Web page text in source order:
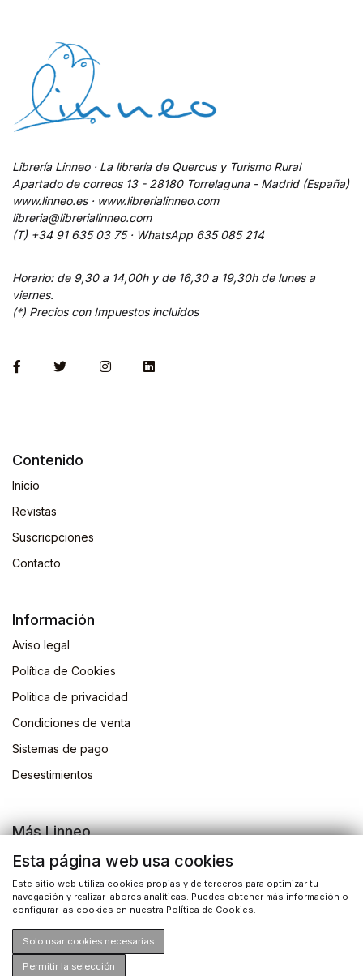
Librería Linneo · La librería de Quercus y Turismo Rural
Apartado de correos 13 - 28180 Torrelaguna - Madrid (España)
www.linneo.es · www.librerialinneo.com
libreria@librerialinneo.com
(T) +34 91 635 03 75 · WhatsApp 635 085 214
Horario: de 9,30 a 14,00h y de 16,30 a 19,30h de lunes a
viernes.
(*) Precios con Impuestos incluidos
Contenido
Inicio
Revistas
Suscricpciones
Contacto
Información
Aviso legal
Política de Cookies
Politica de privacidad
Condiciones de venta
Sistemas de pago
Desestimientos
Más Linneo
Blog
Actividades
Busqueda de libros
Esta página web usa cookies
Este sitio web utiliza cookies propias y de terceros para optimizar tu
navegación y realizar labores analíticas. Puedes obtener más información o
configurar las cookies en nuestra Política de Cookies.
Solo usar cookies necesarias
Permitir la selección